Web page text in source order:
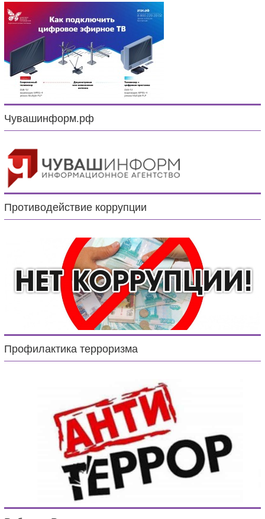
Чувашинформ.рф
Противодействие коррупции
Профилактика терроризма